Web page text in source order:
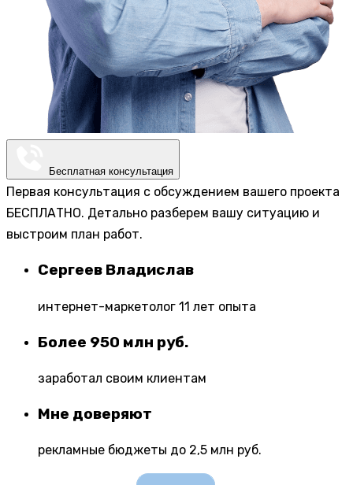
Бесплатная консультация
Первая консультация с обсуждением вашего проекта
БЕСПЛАТНО. Детально разберем вашу ситуацию и
выстроим план работ.
Сергеев Владислав
интернет-маркетолог 11 лет опыта
Более 950 млн руб.
заработал своим клиентам
Мне доверяют
рекламные бюджеты до 2,5 млн руб.